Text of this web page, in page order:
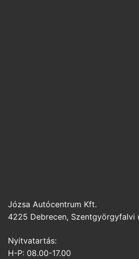
Józsa Autócentrum Kft.
4225 Debrecen, Szentgyörgyfalvi
Nyitvatartás:
H-P: 08.00-17.00